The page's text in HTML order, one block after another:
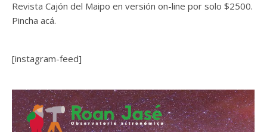
Revista Cajón del Maipo en versión on-line por solo $2500.
Pincha acá.
[instagram-feed]